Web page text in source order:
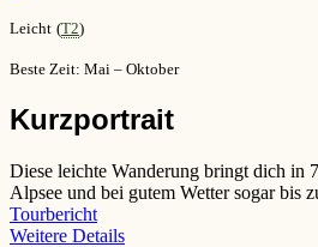
Leicht (T2)
Beste Zeit: Mai – Oktober
Kurzportrait
Diese leichte Wanderung bringt dich in
Alpsee und bei gutem Wetter sogar bis
Tourbericht
Weitere Details